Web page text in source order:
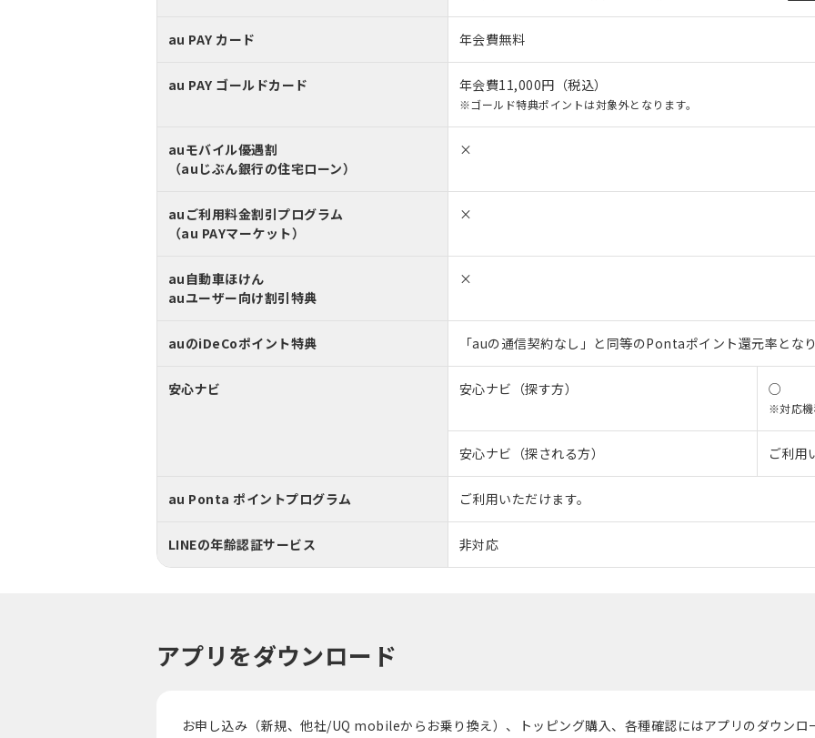
au PAY カード 年会費無料
au PAY ゴールドカード 年会費11,000円（税込）
※ゴールド特典ポイントは対象外となります。
auモバイル優遇割
（auじぶん銀行の住宅ローン）
×
auご利用料金割引プログラム
（au PAYマーケット）
×
au自動車ほけん
auユーザー向け割引特典
×
auのiDeCoポイント特典 「auの通信契約なし」と同等のPontaポイント還元率とな
安心ナビ 安心ナビ（探す方） ○
※対応機
安心ナビ（探される方） ご利用
au Ponta ポイントプログラム ご利用いただけます。
LINEの年齢認証サービス 非対応
アプリをダウンロード
お申し込み（新規、他社/UQ mobileからお乗り換え）、トッピング購入、各種確認にはアプリのダウンロ